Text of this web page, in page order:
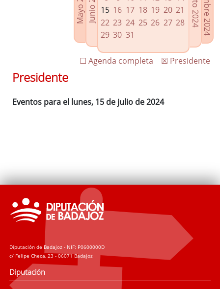
Agenda de Presidencia
Plenos provinciales y Juntas de gobierno
Oficina de Proyectos Europeos
15 16 17 18 19 20 21
22 23 24 25 26 27 28
29 30 31
☒ Presidente
☐ Agenda completa
Presidente
Eventos para el lunes, 15 de julio de 2024
Diputación de Badajoz - NIF: P0600000D
c/ Felipe Checa, 23 - 06071 Badajoz
Diputación